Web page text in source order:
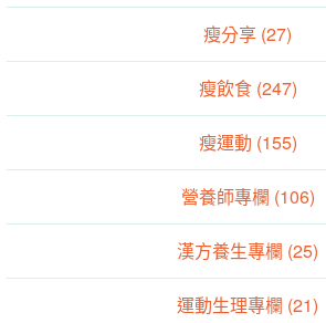
瘦分享 (27)
瘦飲食 (247)
瘦運動 (155)
營養師專欄 (106)
漢方養生專欄 (25)
運動生理專欄 (21)